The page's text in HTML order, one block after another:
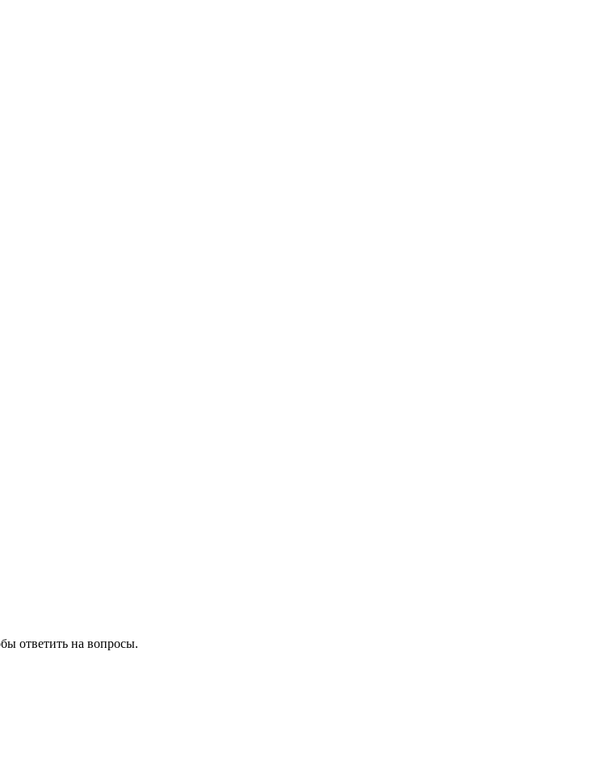
ответить на вопросы.